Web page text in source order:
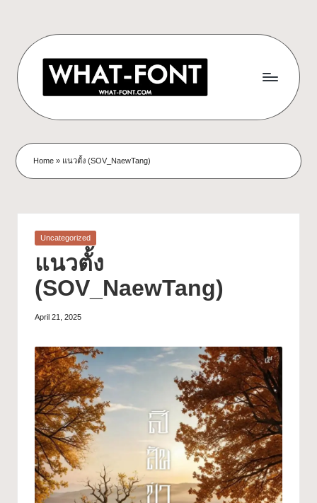
Home » แนวตั้ง (SOV_NaewTang)
Uncategorized
แนวตั้ง
(SOV_NaewTang)
April 21, 2025